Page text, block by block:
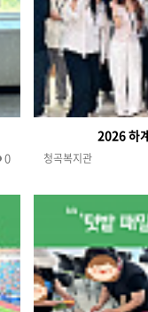
0
2026 하
청곡복지관